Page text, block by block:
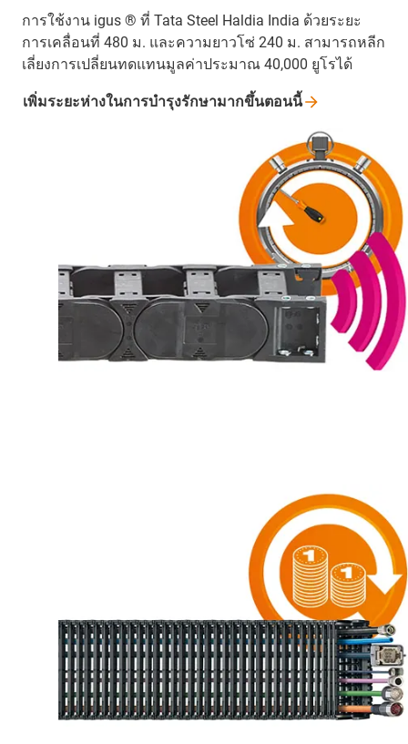
การใช้งาน igus ® ที่ Tata Steel Haldia India ด้วยระยะ
การเคลื่อนที่ 480 ม. และความยาวโซ่ 240 ม. สามารถหลีก
เลี่ยงการเปลี่ยนทดแทนมูลค่าประมาณ 40,000 ยูโรได้
เพิ่มระยะห่างในการบำรุงรักษามากขึ้นตอนนี้